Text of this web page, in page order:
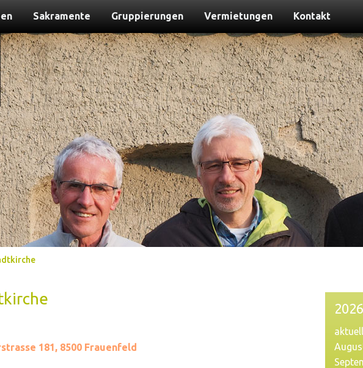
Sakramente Gruppierungen Vermietungen Kontakt
2026
181, 8500 Frauenfeld